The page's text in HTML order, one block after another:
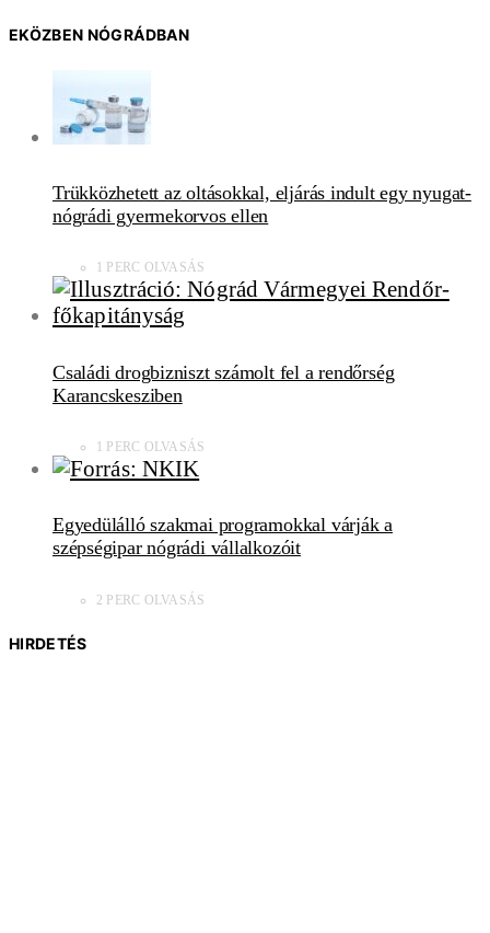
EKÖZBEN NÓGRÁDBAN
Trükközhetett az oltásokkal, eljárás indult egy nyugat-
nógrádi gyermekorvos ellen
1 PERC OLVASÁS
Családi drogbizniszt számolt fel a rendőrség
Karancskesziben
1 PERC OLVASÁS
Egyedülálló szakmai programokkal várják a
szépségipar nógrádi vállalkozóit
2 PERC OLVASÁS
HIRDETÉS